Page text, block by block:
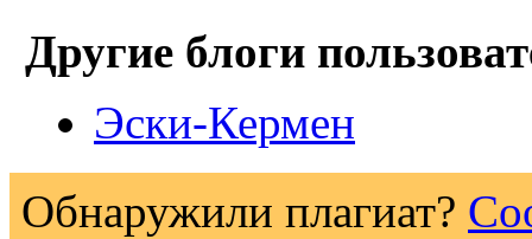
Другие блоги
Эски-Кермен
Обнаружили плагиат?